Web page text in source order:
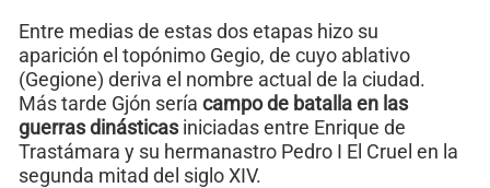
Entre medias de estas dos etapas hizo su
aparición el topónimo Gegio, de cuyo ablativo
(Gegione) deriva el nombre actual de la ciudad.
Más tarde Gjón sería campo de batalla en las
guerras dinásticasiniciadas entre Enrique de
Trastámara y su hermanastro Pedro I El Cruel en la
segunda mitad del siglo XIV.